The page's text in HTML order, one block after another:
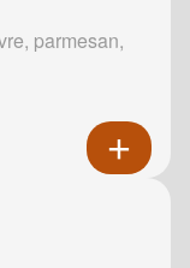
parmesan,